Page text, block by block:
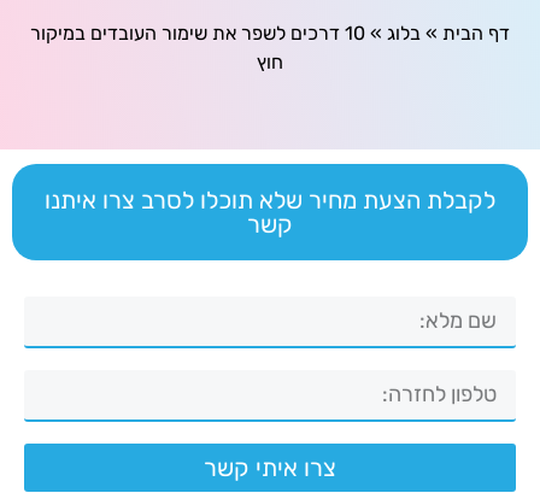
דף הבית » בלוג »
10 דרכים לשפר את שימור העובדים במיקור
חוץ
לקבלת הצעת מחיר שלא תוכלו לסרב צרו איתנו
קשר
צרו איתי קשר